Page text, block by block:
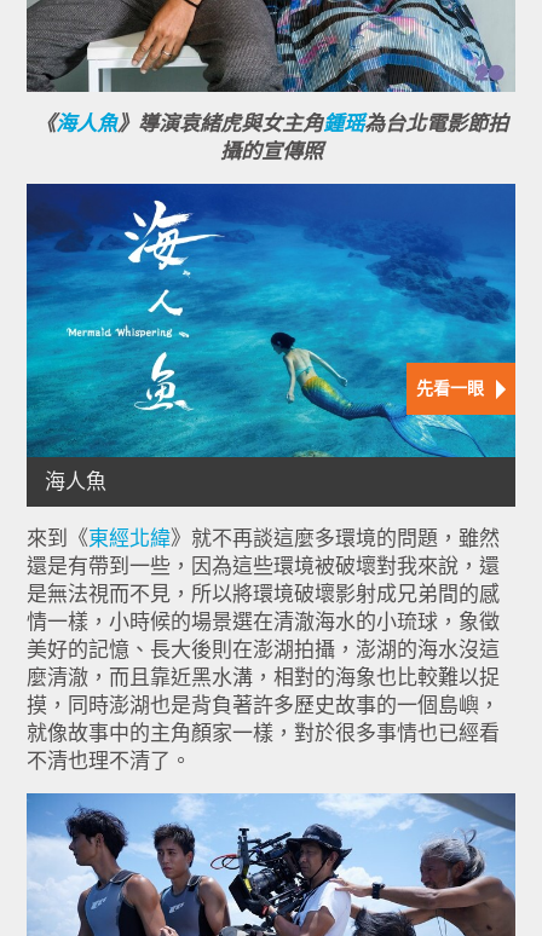
《海人魚》導演袁緒虎與女主角鍾瑶為台北電影節拍
攝的宣傳照
來到《東經北緯》就不再談這麼多環境的問題，雖然
還是有帶到一些， 因為這些環境被破壞對我來說，還
是無法視而不見， 所以將環境破壞影射成兄弟間的感
情一樣，小時候的場景選在清澈海水的小琉球，象徵
美好的記憶、長大後則在澎湖拍攝，澎湖的海水沒這
麼清澈，而且靠近黑水溝，相對的海象也比較難以捉
摸， 同時澎湖也是背負著許多歷史故事的一個島嶼，
就像故事中的主角顏家一樣，對於很多事情也已經看
不清也理不清了。